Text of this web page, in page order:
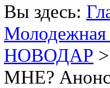
Вы здесь:
Молодежная
НОВОДАР
МНЕ? Анонс